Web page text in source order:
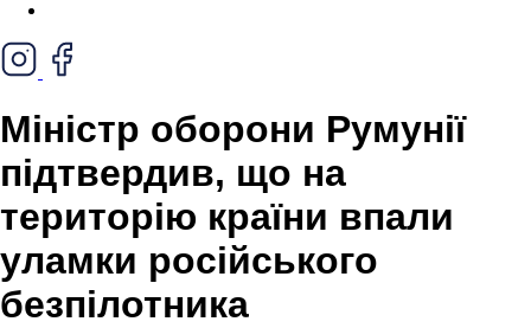
Міністр оборони Румунії
підтвердив, що на
територію країни впали
уламки російського
безпілотника